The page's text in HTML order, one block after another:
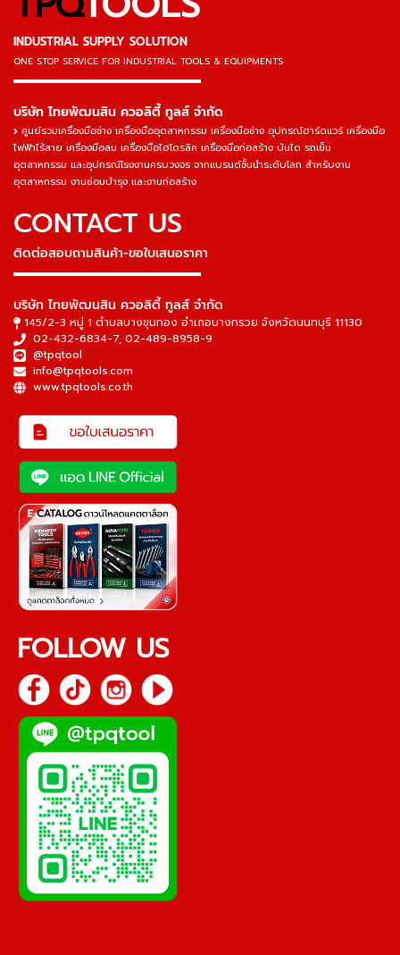
INDUSTRIAL SUPPLY SOLUTION
ONE STOP SERVICE FOR INDUSTRIAL TOOLS & EQUIPMENTS
▬▬▬▬▬▬▬▬▬▬▬▬▬▬▬
บริษัท ไทยพัฒนสิน ควอลิตี้ ทูลส์ จำกัด
ศูนย์รวมเครื่องมือช่าง เครื่องมืออุตสาหกรรม เครื่องมือช่าง อุปกรณ์ฮาร์ดแวร์ เครื่องมือ
ไฟฟ้าไร้สาย เครื่องมือลม เครื่องมือไฮโดรลิค เครื่องมือก่อสร้าง บันได รถเข็น
อุตสาหกรรม และอุปกรณ์โรงงานครบวงจร จากแบรนด์ชั้นนำระดับโลก สำหรับงาน
อุตสาหกรรม งานซ่อมบำรุง และงานก่อสร้าง
CONTACT US
ติดต่อสอบถามสินค้า-ขอใบเสนอราคา
▬▬▬▬▬▬▬▬▬▬▬▬▬▬▬
บริษัท ไทยพัฒนสิน ควอลิตี้ ทูลส์ จำกัด
145/2-3 หมู่ 1 ตำบลบางขุนกอง อำเภอบางกรวย จังหวัดนนทบุรี 11130
02-432-6834-7, 02-489-8958-9
@tpqtool
info@tpqtools.com
www.tpqtools.co.th
FOLLOW US